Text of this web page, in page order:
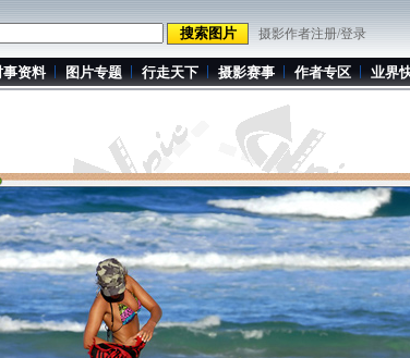
摄影作者注册/登录
事资料 图片专题 行走天下 摄影赛事 作者专区 业界